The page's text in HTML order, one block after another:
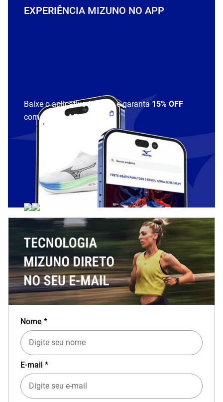
EXPERIÊNCIA MIZUNO NO APP
Baixe o aplicativo Mizuno e garanta 15% OFF
com cupomAPP15
Nome *
E-mail *